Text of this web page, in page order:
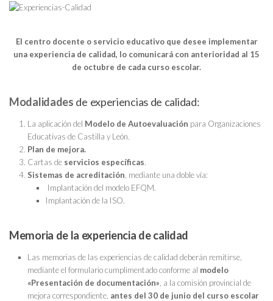
El centro docente o servicio educativo que desee implementar
una experiencia de calidad, lo comunicará con anterioridad al 15
de octubre de cada curso escolar.
Modalidades de experiencias de calidad:
La aplicación del Modelo de Autoevaluación para Organizaciones
Educativas de Castilla y León.
Plan de mejora.
Cartas de servicios específicas.
Sistemas de acreditación , mediante una doble vía:
Implantación del modelo EFQM.
Implantación de la ISO.
Memoria de la experiencia de calidad
Las memorias de las experiencias de calidad deberán remitirse,
mediante el formulario cumplimentado conforme al modelo
«Presentación de documentación» , a la comisión provincial de
mejora correspondiente, antes del 30 de junio del curso escolar